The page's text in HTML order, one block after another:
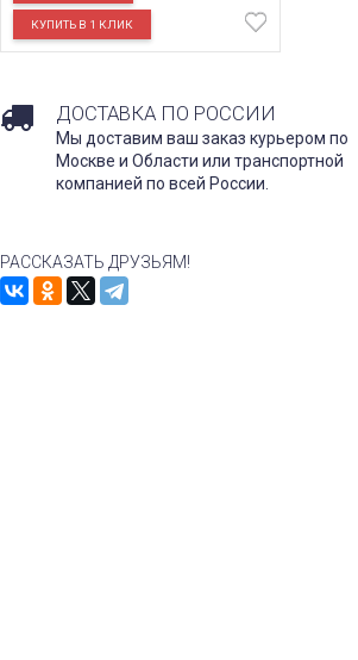
ДОСТАВКА ПО РОССИИ
Мы доставим ваш заказ курьером по
Москве и Области или транспортной
компанией по всей России.
РАССКАЗАТЬ ДРУЗЬЯМ!